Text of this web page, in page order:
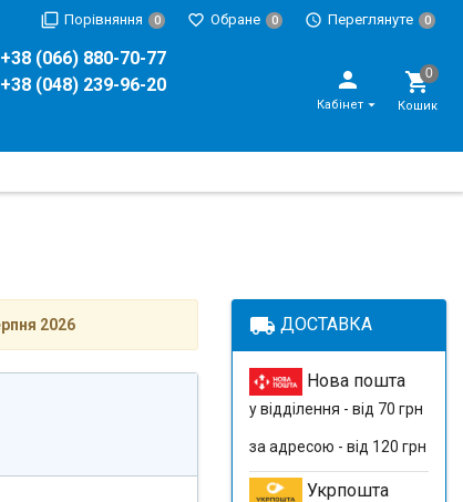
Порівняння 0 Обране 0 Переглянуте 0
+38 (066) 880-70-77
+38 (048) 239-96-20
Кабінет Кошик
2026 local_shipping ДОСТАВКА
Нова пошта
у відділення - від 70 грн
за адресою - від 120 грн
Укрпошта